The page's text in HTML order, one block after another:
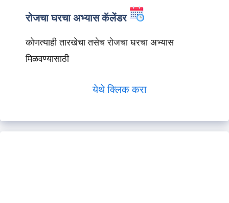
रोजचा घरचा अभ्यास कॅलेंडर
कोणत्याही तारखेचा तसेच रोजचा घरचा अभ्यास
मिळवण्यासाठी
येथे क्लिक करा